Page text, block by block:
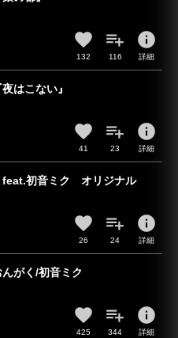
132 116
info
詳細
はこない』
41 23
info
詳細
feat.初音ミク オリジナル
26 24
info
詳細
がく/初音ミク
425 344
info
詳細